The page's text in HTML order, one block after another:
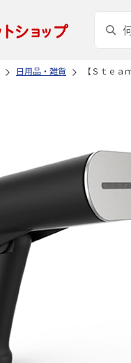
日用品・雑貨 【Ｓｔｅ